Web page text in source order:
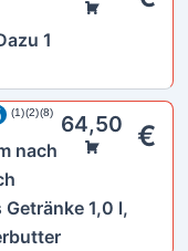
1
1 2 8 64,50 €
nach
1,0 l,